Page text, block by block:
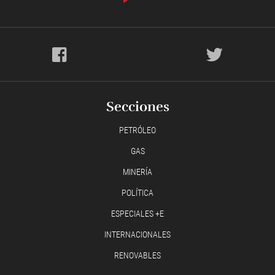
Secciones
PETRÓLEO
GAS
MINERÍA
POLÍTICA
ESPECIALES +E
INTERNACIONALES
RENOVABLES